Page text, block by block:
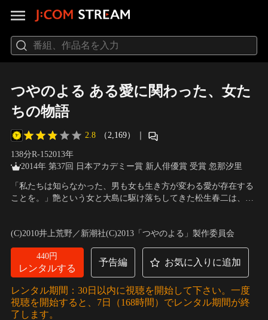
つやのよる ある愛に関わった、女た
ちの物語
2.8 （2,169） ｜
138分R-152013年
2014年 第37回 日本アカデミー賞 新人俳優賞 受賞 忽那汐里
「私たちは知らなかった、男も女も生き方が変わる愛が存在する
ことを。」艶という女と大島に駆け落ちしてきた松生春二は、奔
れなかった。そんな時過去に艶が関係を持った男たちの愛の深さ
を確かめようと思いつく…。
(C)2010井上荒野／新潮社(C)2013「つやのよる」製作委員会
440円
レンタルする
予告編 お気に入りに追加
レンタル期間：30日以内に視聴を開始して下さい。一度
視聴を開始すると、7日（168時間）でレンタル期間が終
了します。